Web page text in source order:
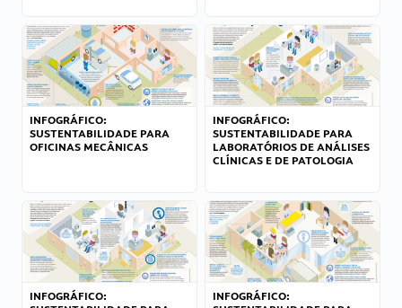
INFOGRÁFICO:
SUSTENTABILIDADE PARA
OFICINAS MECÂNICAS
INFOGRÁFICO:
SUSTENTABILIDADE PARA
LABORATÓRIOS DE ANÁLISES
CLÍNICAS E DE PATOLOGIA
INFOGRÁFICO:
INFOGRÁFICO: